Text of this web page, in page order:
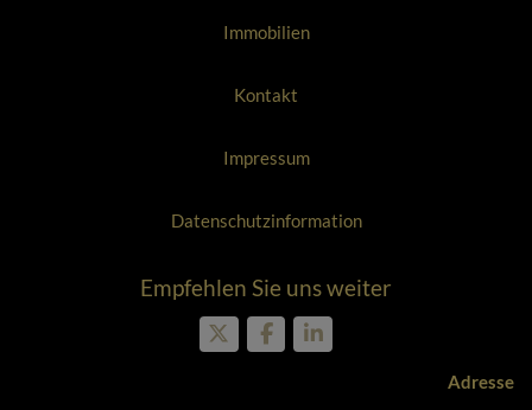
Immobilien
Kontakt
Impressum
Datenschutzinformation
Empfehlen Sie uns weiter
Adresse